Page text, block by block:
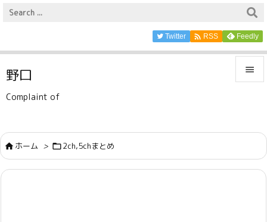

サイド

前へ
Twitter  RSS Feedly
野口
Complaint of
ホーム > 2ch,5chまとめ